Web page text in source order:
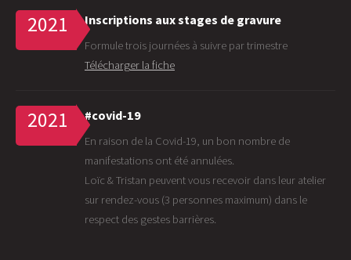
2021 Inscriptions aux stages de gravure
Formule trois journées à suivre par trimestre
Télécharger la fiche
2021 #covid-19
En raison de la Covid-19, un bon nombre de
manifestations ont été annulées.
Loïc & Tristan peuvent vous recevoir dans leur atelier
sur rendez-vous (3 personnes maximum) dans le
respect des gestes barrières.